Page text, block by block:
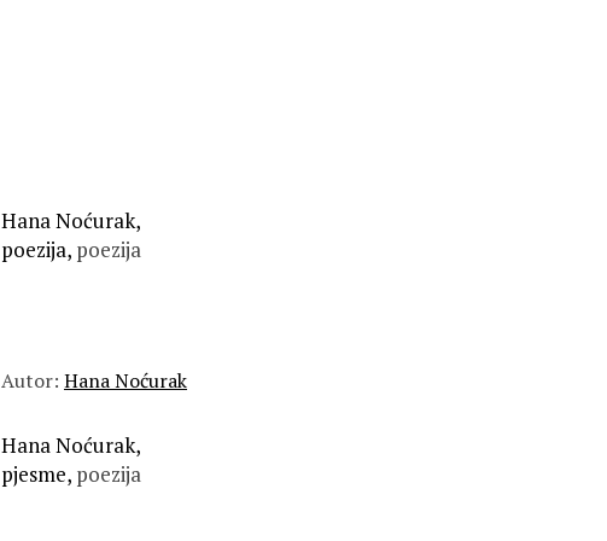
Hana Noćurak,
poezija, poezija
Autor: Hana Noćurak
Hana Noćurak,
pjesme, poezija